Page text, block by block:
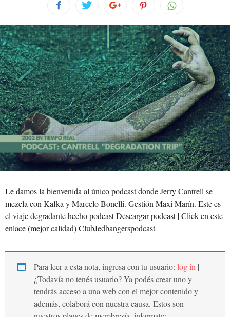
Le damos la bienvenida al único podcast donde Jerry Cantrell se
mezcla con Kafka y Marcelo Bonelli. Gestión Maxi Marín. Este es
el viaje degradante hecho podcast Descargar podcast | Click en este
enlace (mejor calidad) ClubJedbangerspodcast
Para leer a esta nota, ingresa con tu usuario: log in |
¿Todavía no tenés usuario? Ya podés crear uno y
tendrás acceso a una web con el mejor contenido y
además, colaborá con nuestra causa. Estos son